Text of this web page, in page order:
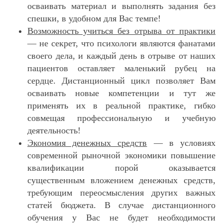
осваивать материал и выполнять задания без
спешки, в удобном для Вас темпе!
Возможность учиться без отрыва от практики
— не секрет, что психологи являются фанатами
своего дела, и каждый день в отрыве от наших
пациентов оставляет маленький рубец на
сердце. Дистанционный цикл позволяет Вам
осваивать новые компетенции и тут же
применять их в реальной практике, гибко
совмещая профессиональную и учебную
деятельность!
Экономия денежных средств — в условиях
современной рыночной экономики повышение
квалификации порой оказывается
существенным вложением денежных средств,
требующим переосмысления других важных
статей бюджета. В случае дистанционного
обучения у Вас не будет необходимости